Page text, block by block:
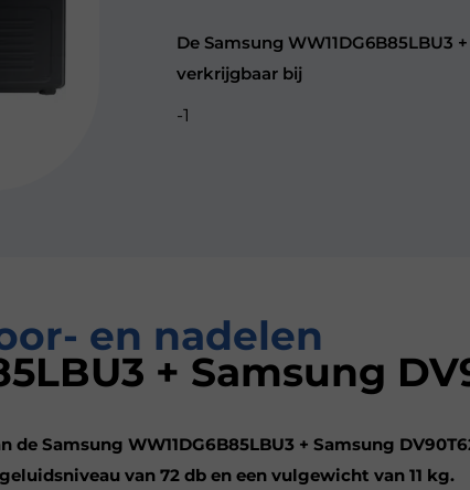
De Samsung WW11DG6B85LBU3
verkrijgbaar bij
-1
en nadelen
+ Samsung
Samsung WW11DG6B85LBU3 + Samsung
van 72 db en een vulgewicht van 11 kg.